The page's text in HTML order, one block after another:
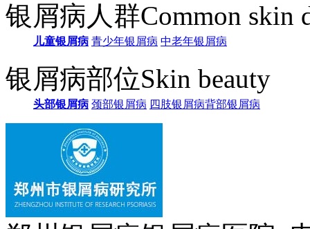
银屑病人群Common skin
儿童银屑病 青少年银屑病 中老年银屑病
银屑病部位Skin beauty
头部银屑病 颈部银屑病 四肢银屑病背部银屑病